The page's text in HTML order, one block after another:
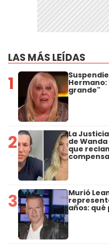
LAS MÁS LEÍDAS
1 Hermano:
grande"
2 La
de
que
3 Murió
años: qué